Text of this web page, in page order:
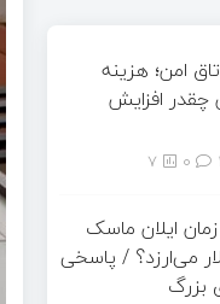
امن؛ هزینه
افزایش
7
ایلان ماسک
دلار می‌ارزد؟ / پاسخی
بزرگ